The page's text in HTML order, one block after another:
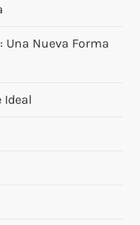
Una Nueva Forma
Ideal